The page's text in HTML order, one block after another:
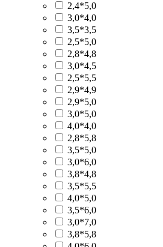
2,4*5,0
3,0*4,0
3,5*3,5
2,5*5,0
2,8*4,8
3,0*4,5
2,5*5,5
2,9*4,9
2,9*5,0
3,0*5,0
4,0*4,0
2,8*5,8
3,5*5,0
3,0*6,0
3,8*4,8
3,5*5,5
4,0*5,0
3,5*6,0
3,0*7,0
3,8*5,8